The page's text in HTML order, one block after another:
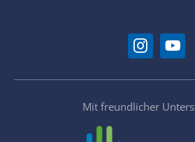
Mit freundlicher